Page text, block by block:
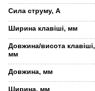
Сила струму, А
Ширина клавіші, мм
Довжина/висота клавіші,
мм
Довжина, мм
Ширина, мм